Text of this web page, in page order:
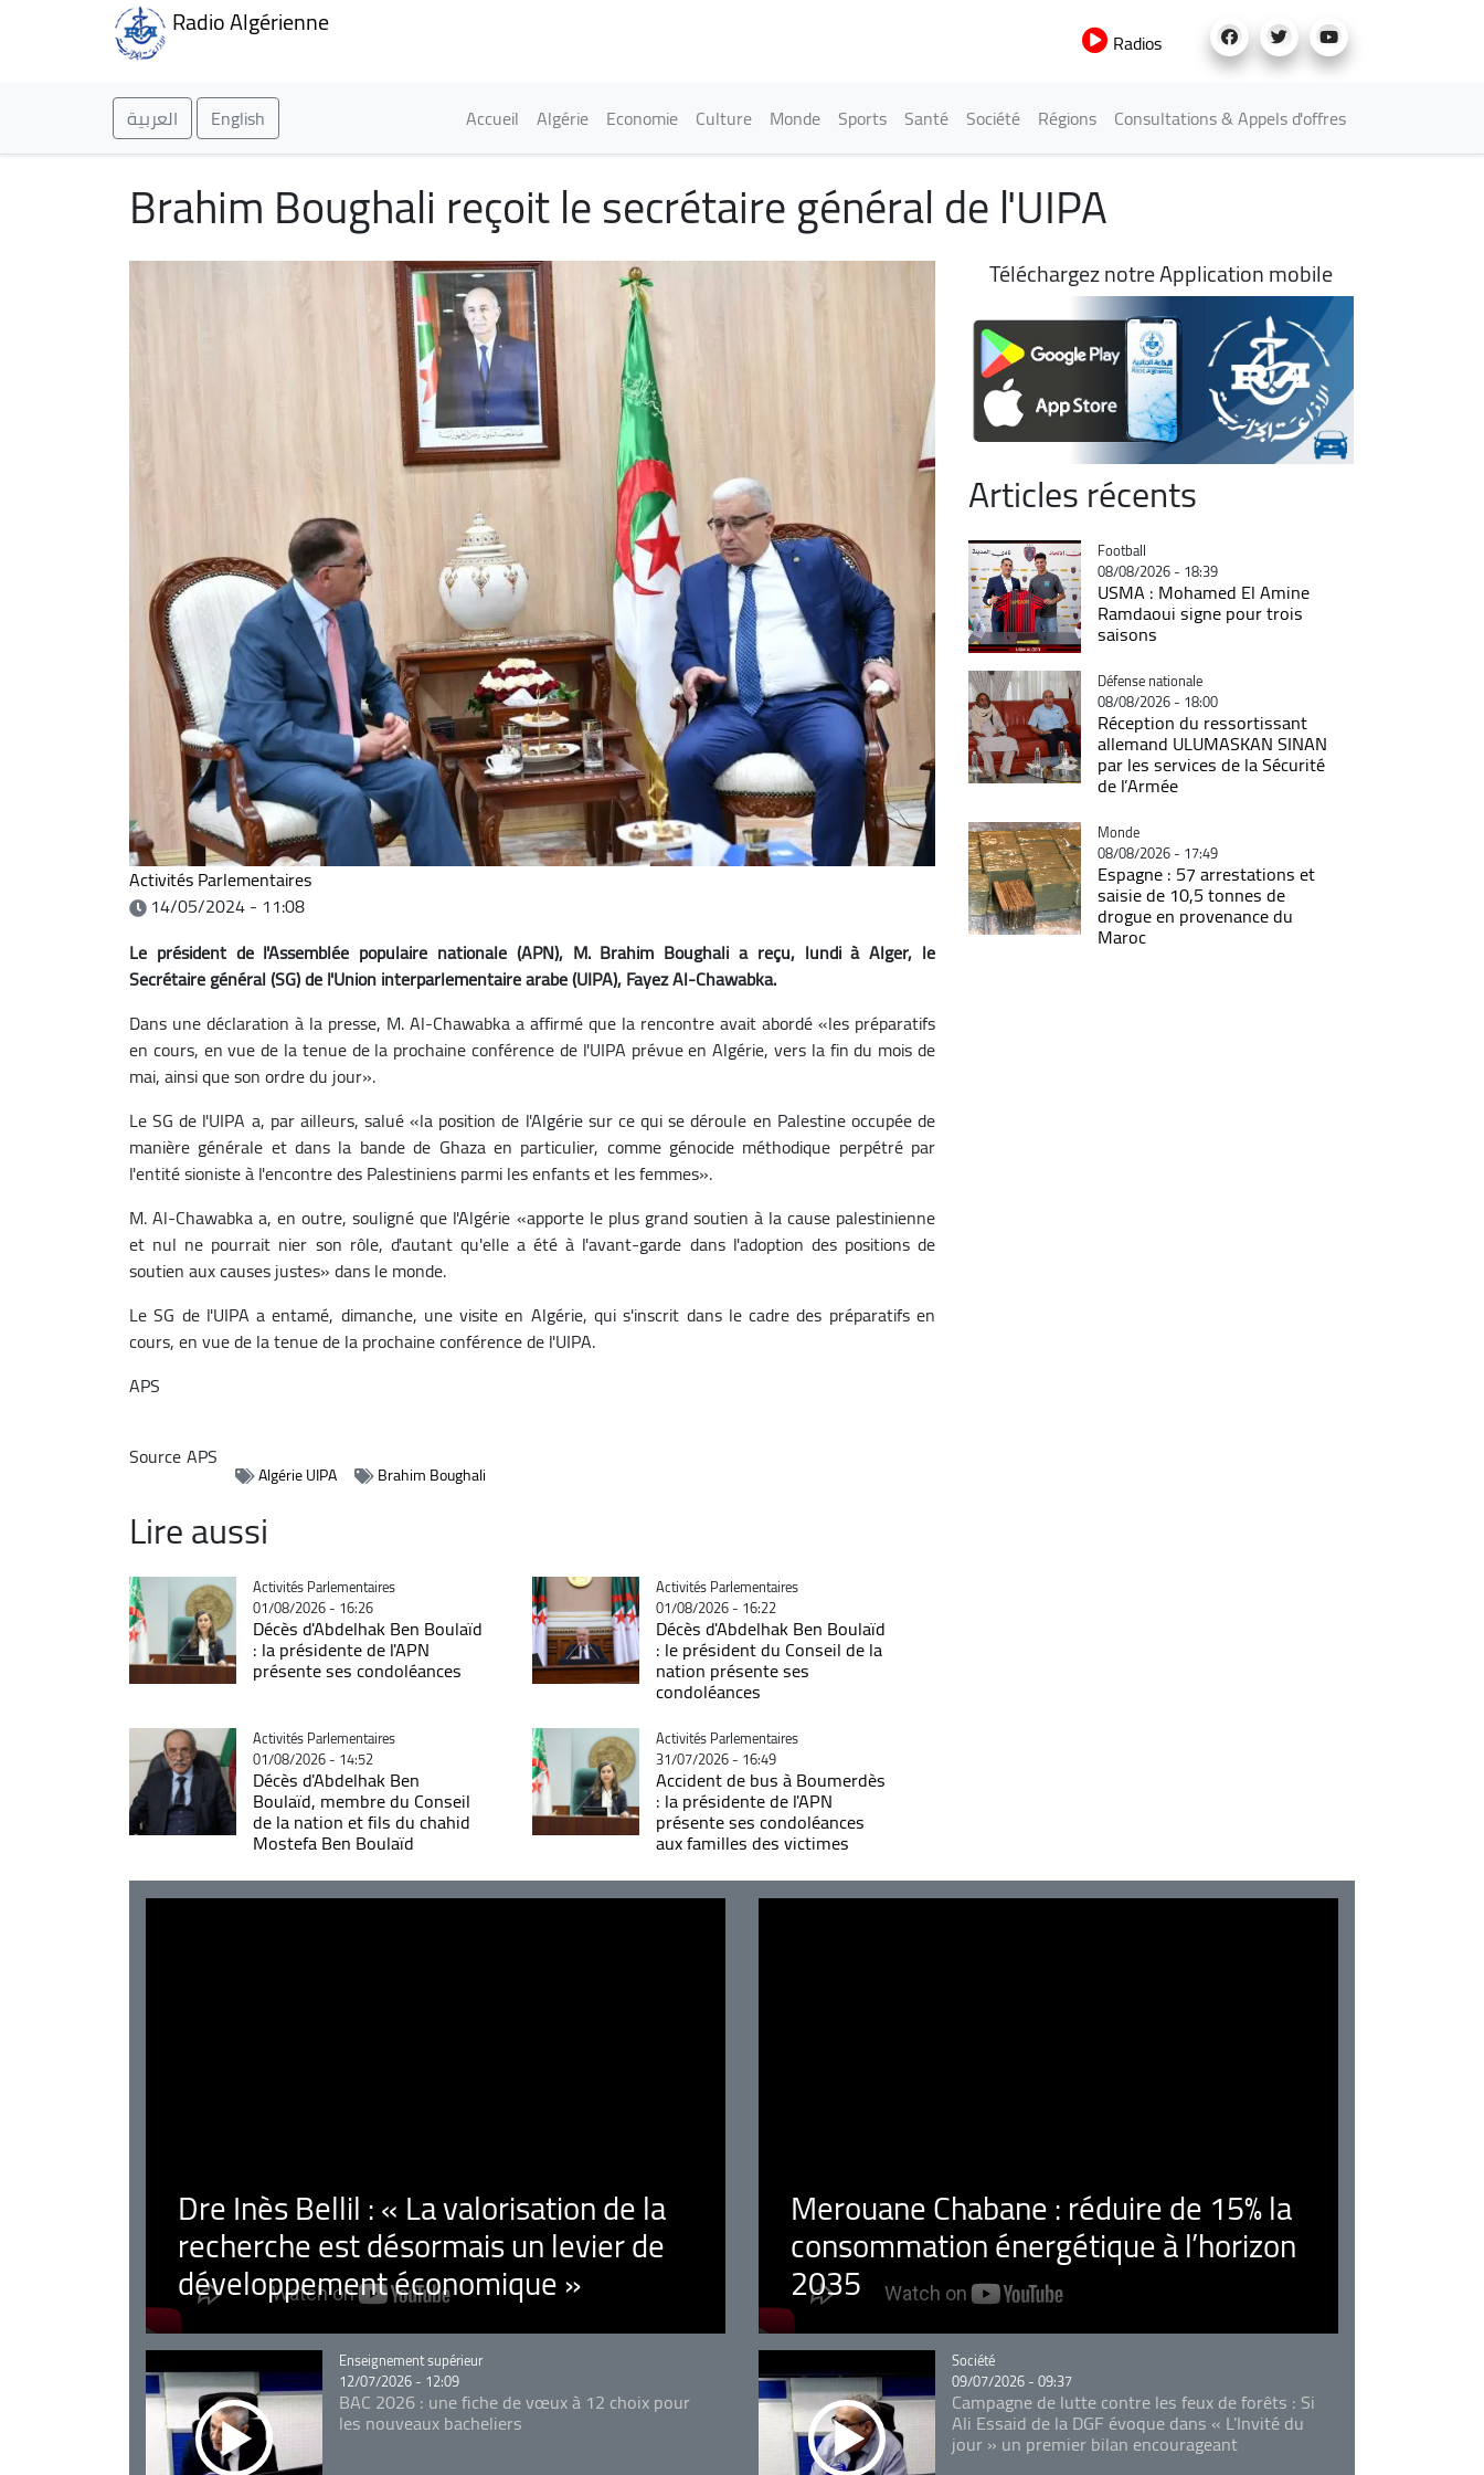
Radio Algérienne
Radios
العربية English Main navigation
Accueil Algérie Economie Culture Monde Sports Santé Société Régions Consultations & Appels d'offres
Brahim Boughali reçoit le secrétaire général de l'UIPA
Activités Parlementaires
14/05/2024 - 11:08
Le président de l'Assemblée populaire nationale (APN), M. Brahim Boughali a reçu, lundi à Alger, le
Secrétaire général (SG) de l'Union interparlementaire arabe (UIPA), Fayez Al-Chawabka.
Dans une déclaration à la presse, M. Al-Chawabka a affirmé que la rencontre avait abordé «les préparatifs
en cours, en vue de la tenue de la prochaine conférence de l'UIPA prévue en Algérie, vers la fin du mois de
mai, ainsi que son ordre du jour».
Le SG de l'UIPA a, par ailleurs, salué «la position de l'Algérie sur ce qui se déroule en Palestine occupée de
manière générale et dans la bande de Ghaza en particulier, comme génocide méthodique perpétré par
l'entité sioniste à l'encontre des Palestiniens parmi les enfants et les femmes».
M. Al-Chawabka a, en outre, souligné que l'Algérie «apporte le plus grand soutien à la cause palestinienne
et nul ne pourrait nier son rôle, d'autant qu'elle a été à l'avant-garde dans l'adoption des positions de
soutien aux causes justes» dans le monde.
Le SG de l'UIPA a entamé, dimanche, une visite en Algérie, qui s'inscrit dans le cadre des préparatifs en
cours, en vue de la tenue de la prochaine conférence de l'UIPA.
APS
SourceAPS
Algérie UIPA Brahim Boughali
Lire aussi
Catégorie
Activités Parlementaires
01/08/2026 - 16:26
Décès d'Abdelhak Ben Boulaïd
: la présidente de l'APN
présente ses condoléances
Catégorie
Activités Parlementaires
01/08/2026 - 16:22
Décès d'Abdelhak Ben Boulaïd
: le président du Conseil de la
nation présente ses
condoléances
Catégorie
Activités Parlementaires
01/08/2026 - 14:52
Décès d'Abdelhak Ben
Boulaïd, membre du Conseil
de la nation et fils du chahid
Mostefa Ben Boulaïd
Catégorie
Activités Parlementaires
31/07/2026 - 16:49
Accident de bus à Boumerdès
: la présidente de l'APN
présente ses condoléances
aux familles des victimes
Téléchargez notre Application mobile
Articles récents
Catégorie
Football
08/08/2026 - 18:39
USMA : Mohamed El Amine
Ramdaoui signe pour trois
saisons
Catégorie
Défense nationale
08/08/2026 - 18:00
Réception du ressortissant
allemand ULUMASKAN SINAN
par les services de la Sécurité
de l’Armée
Catégorie
Monde
08/08/2026 - 17:49
Espagne : 57 arrestations et
saisie de 10,5 tonnes de
drogue en provenance du
Maroc
Dre Inès Bellil : « La valorisation de la
recherche est désormais un levier de
développement économique »
Merouane Chabane : réduire de 15% la
consommation énergétique à l’horizon
2035
Catégorie
Enseignement supérieur
12/07/2026 - 12:09
BAC 2026 : une fiche de vœux à 12 choix pour
les nouveaux bacheliers
Catégorie
Société
09/07/2026 - 09:37
Campagne de lutte contre les feux de forêts : Si
Ali Essaid de la DGF évoque dans « L'Invité du
jour » un premier bilan encourageant